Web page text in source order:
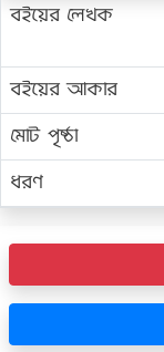
বইয়ের লেখক
বইয়ের আকার
মোট পৃষ্ঠা
ধরণ